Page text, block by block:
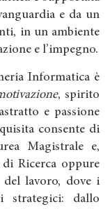
e da un
in un ambiente
e l’impegno.
Informatica è
, spirito
e passione
consente di
Magistrale e,
Ricerca oppure
lavoro, dove i
strategici: dallo